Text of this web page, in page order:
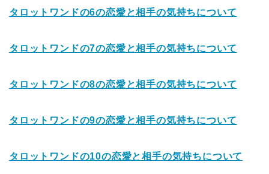
タロットワンドの6の恋愛と相手の気持ちについて
タロットワンドの7の恋愛と相手の気持ちについて
タロットワンドの8の恋愛と相手の気持ちについて
タロットワンドの9の恋愛と相手の気持ちについて
タロットワンドの10の恋愛と相手の気持ちについて